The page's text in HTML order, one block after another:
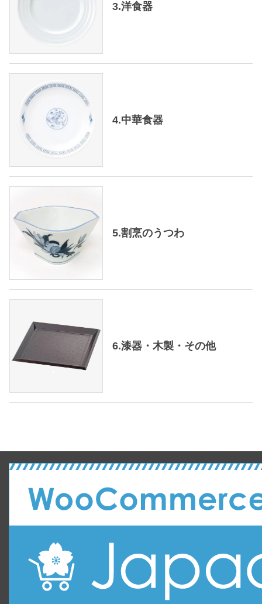
3.洋食器
4.中華食器
5.割烹のうつわ
6.漆器・木製・その他